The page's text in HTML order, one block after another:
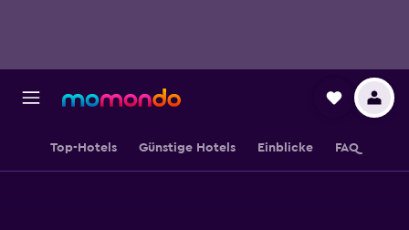
Top-Hotels Günstige Hotels Einblicke FAQ